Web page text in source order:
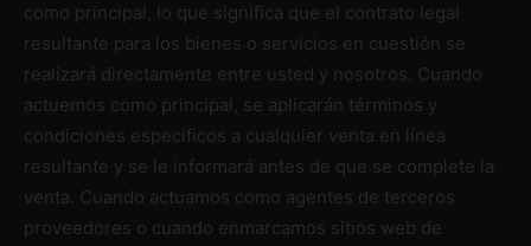
como principal, lo que significa que el contrato legal
resultante para los bienes o servicios en cuestión se
realizará directamente entre usted y nosotros. Cuando
actuemos como principal, se aplicarán términos y
condiciones específicos a cualquier venta en línea
resultante y se le informará antes de que se complete la
venta. Cuando actuamos como agentes de terceros
proveedores o cuando enmarcamos sitios web de